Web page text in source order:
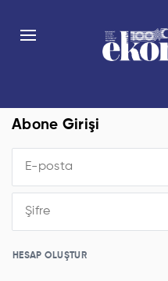
Abone Girişi
HESAP OLUŞTUR